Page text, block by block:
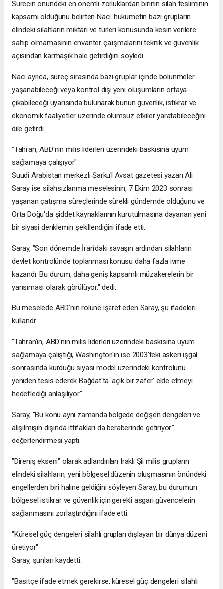
Sürecin önündeki en önemli zorluklardan birinin silah tesliminin
kapsamı olduğunu belirten Naci, hükümetin bazı grupların
elindeki silahların miktarı ve türleri konusunda kesin verilere
sahip olmamasının envanter çalışmalarını teknik ve güvenlik
açısından karmaşık hale getirdiğini söyledi.
Naci ayrıca, süreç sırasında bazı gruplar içinde bölünmeler
yaşanabileceği veya kontrol dışı yeni oluşumların ortaya
çıkabileceği uyarısında bulunarak bunun güvenlik, istikrar ve
ekonomik faaliyetler üzerinde olumsuz etkiler yaratabileceğini
dile getirdi.
"Tahran, ABD'nin milis liderleri üzerindeki baskısına uyum
sağlamaya çalışıyor"
Suudi Arabistan merkezli Şarku'l Avsat gazetesi yazarı Ali
Saray ise silahsızlanma meselesinin, 7 Ekim 2023 sonrası
yaşanan çatışma süreçlerinde sürekli gündemde olduğunu ve
Orta Doğu'da şiddet kaynaklarının kurutulmasına dayanan yeni
bir siyasi denklemin şekillendiğini ifade etti.
Saray, "Son dönemde İran'daki savaşın ardından silahların
devlet kontrolünde toplanması konusu daha fazla ivme
kazandı. Bu durum, daha geniş kapsamlı müzakerelerin bir
yansıması olarak görülüyor." dedi.
Bu meselede ABD'nin rolüne işaret eden Saray, şu ifadeleri
kullandı:
"Tahran'ın, ABD'nin milis liderleri üzerindeki baskısına uyum
sağlamaya çalıştığı, Washington'ın ise 2003'teki askeri işgal
sonrasında kurduğu siyasi model üzerindeki kontrolünü
yeniden tesis ederek Bağdat'ta 'açık bir zafer' elde etmeyi
hedeflediği anlaşılıyor."
Saray, "Bu konu aynı zamanda bölgede değişen dengeleri ve
alışılmışın dışında ittifakları da beraberinde getiriyor."
değerlendirmesi yaptı.
"Direniş ekseni" olarak adlandırılan Iraklı Şii milis grupların
elindeki silahların, yeni bölgesel düzenin oluşmasının önündeki
engellerden biri haline geldiğini söyleyen Saray, bu durumun
bölgesel istikrar ve güvenlik için gerekli asgari güvencelerin
sağlanmasını zorlaştırdığını ifade etti.
"Küresel güç dengeleri silahlı grupları dışlayan bir dünya düzeni
üretiyor"
Saray, şunları kaydetti:
"Basitçe ifade etmek gerekirse, küresel güç dengeleri silahlı